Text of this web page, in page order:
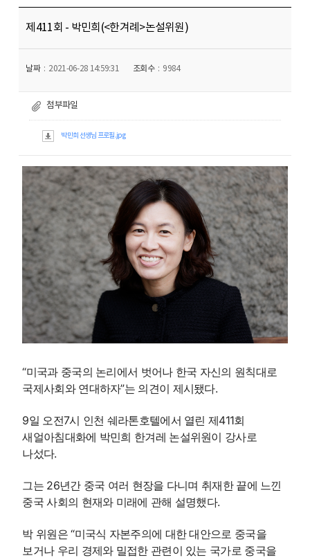
제411회 - 박민희(<한겨례>논설위원)
날짜 2021-06-28 14:59:31 조회수 9984
첨부파일
박민희 선생님 프로필.jpg
“미국과 중국의 논리에서 벗어나 한국 자신의 원칙대로
국제사회와 연대하자”는 의견이 제시됐다.
9일 오전7시 인천 쉐라톤호텔에서 열린 제411회
새얼아침대화에 박민희 한겨레 논설위원이 강사로
나섰다.
그는 26년간 중국 여러 현장을 다니며 취재한 끝에 느낀
중국 사회의 현재와 미래에 관해 설명했다.
박 위원은 “미국식 자본주의에 대한 대안으로 중국을
보거나 우리 경제와 밀접한 관련이 있는 국가로 중국을